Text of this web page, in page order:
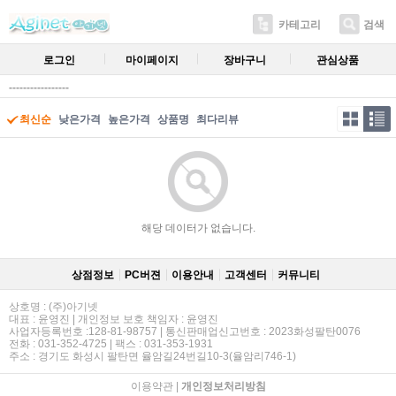
카테고리 검색
로그인 마이페이지 장바구니 관심상품
-----------------
최신순 낮은가격 높은가격 상품명 최다리뷰
해당 데이터가 없습니다.
상점정보 PC버젼 이용안내 고객센터 커뮤니티
상호명 : (주)아기넷
대표 : 윤영진 | 개인정보 보호 책임자 : 윤영진
사업자등록번호 :128-81-98757 | 통신판매업신고번호 : 2023화성팔탄0076
전화 : 031-352-4725 | 팩스 : 031-353-1931
주소 : 경기도 화성시 팔탄면 율암길24번길10-3(율암리746-1)
이용약관| 개인정보처리방침